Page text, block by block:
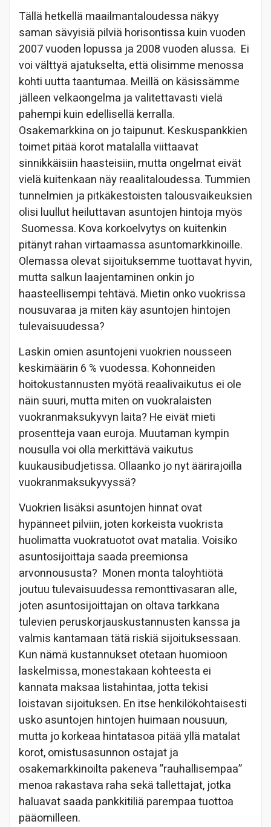
Tällä hetkellä maailmantaloudessa näkyy
saman sävyisiä pilviä horisontissa kuin vuoden
2007 vuoden lopussa ja 2008 vuoden alussa. Ei
voi välttyä ajatukselta, että olisimme menossa
kohti uutta taantumaa. Meillä on käsissämme
jälleen velkaongelma ja valitettavasti vielä
pahempi kuin edellisellä kerralla.
Osakemarkkina on jo taipunut. Keskuspankkien
toimet pitää korot matalalla viittaavat
sinnikkäisiin haasteisiin, mutta ongelmat eivät
vielä kuitenkaan näy reaalitaloudessa. Tummien
tunnelmien ja pitkäkestoisten talousvaikeuksien
olisi luullut heiluttavan asuntojen hintoja myös
Suomessa. Kova korkoelvytys on kuitenkin
pitänyt rahan virtaamassa asuntomarkkinoille.
Olemassa olevat sijoituksemme tuottavat hyvin,
mutta salkun laajentaminen onkin jo
haasteellisempi tehtävä. Mietin onko vuokrissa
nousuvaraa ja miten käy asuntojen hintojen
tulevaisuudessa?
Laskin omien asuntojeni vuokrien nousseen
keskimäärin 6 % vuodessa. Kohonneiden
hoitokustannusten myötä reaalivaikutus ei ole
näin suuri, mutta miten on vuokralaisten
vuokranmaksukyvyn laita? He eivät mieti
prosentteja vaan euroja. Muutaman kympin
nousulla voi olla merkittävä vaikutus
kuukausibudjetissa. Ollaanko jo nyt äärirajoilla
vuokranmaksukyvyssä?
Vuokrien lisäksi asuntojen hinnat ovat
hypänneet pilviin, joten korkeista vuokrista
huolimatta vuokratuotot ovat matalia. Voisiko
asuntosijoittaja saada preemionsa
arvonnoususta? Monen monta taloyhtiötä
joutuu tulevaisuudessa remonttivasaran alle,
joten asuntosijoittajan on oltava tarkkana
tulevien peruskorjauskustannusten kanssa ja
valmis kantamaan tätä riskiä sijoituksessaan.
Kun nämä kustannukset otetaan huomioon
laskelmissa, monestakaan kohteesta ei
kannata maksaa listahintaa, jotta tekisi
loistavan sijoituksen. En itse henkilökohtaisesti
usko asuntojen hintojen huimaan nousuun,
mutta jo korkeaa hintatasoa pitää yllä matalat
korot, omistusasunnon ostajat ja
osakemarkkinoilta pakeneva ”rauhallisempaa”
menoa rakastava raha sekä tallettajat, jotka
haluavat saada pankkitiliä parempaa tuottoa
pääomilleen.